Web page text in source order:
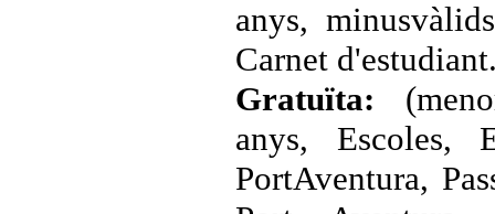
anys,
Carnet
Gratuïta:
anys, Escoles,
PortAventura,